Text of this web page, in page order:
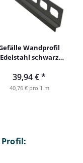
Wandprofil
Edelstahl schwarz
39,94 €*
40,76 € pro 1 m